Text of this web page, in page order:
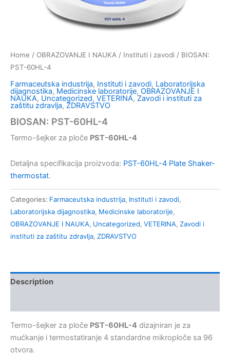
Home / OBRAZOVANJE I NAUKA / Instituti i zavodi / BIOSAN:
PST-60HL-4
Farmaceutska industrija, Instituti i zavodi, Laboratorijska
dijagnostika, Medicinske laboratorije, OBRAZOVANJE I
NAUKA, Uncategorized, VETERINA, Zavodi i instituti za
zaštitu zdravlja, ZDRAVSTVO
BIOSAN: PST-60HL-4
Termo-šejker za ploče PST-60HL-4
Detaljna specifikacija proizvoda: PST-60HL-4 Plate Shaker-
thermostat.
Categories: Farmaceutska industrija, Instituti i zavodi,
Laboratorijska dijagnostika, Medicinske laboratorije,
OBRAZOVANJE I NAUKA, Uncategorized, VETERINA, Zavodi i
instituti za zaštitu zdravlja, ZDRAVSTVO
Description
Termo-šejker za ploče PST-60HL-4 dizajniran je za
mućkanje i termostatiranje 4 standardne mikroploče sa 96
otvora.